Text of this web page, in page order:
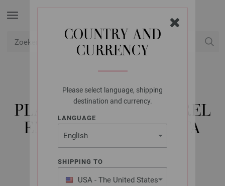
COUNTRY AND
CURRENCY
Please select language, shipping
destination and currency.
LANGUAGE
SHIPPING TO
USA - The United States
LANA GROSSA
PLAID IN GERSTEKORREL
EN TRICOTSTEEK ALTA
MODA ALPACA